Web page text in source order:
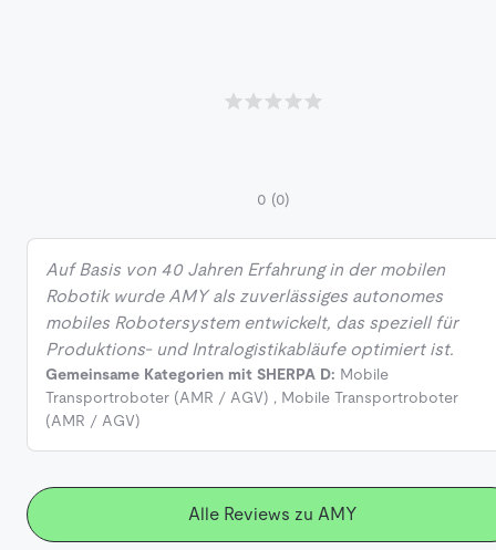
0 (0)
Auf Basis von 40 Jahren Erfahrung in der mobilen
Robotik wurde AMY als zuverlässiges autonomes
mobiles Robotersystem entwickelt, das speziell für
Produktions- und Intralogistikabläufe optimiert ist.
Gemeinsame Kategorien mit SHERPA D: Mobile
Transportroboter (AMR / AGV) , Mobile Transportroboter
(AMR / AGV)
Alle Reviews zu AMY